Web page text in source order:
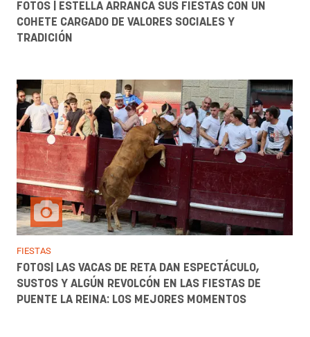
FOTOS | ESTELLA ARRANCA SUS FIESTAS CON UN
COHETE CARGADO DE VALORES SOCIALES Y
TRADICIÓN
FIESTAS
FOTOS| LAS VACAS DE RETA DAN ESPECTÁCULO,
SUSTOS Y ALGÚN REVOLCÓN EN LAS FIESTAS DE
PUENTE LA REINA: LOS MEJORES MOMENTOS